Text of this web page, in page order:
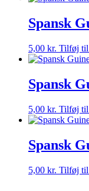
Spansk
5,00 kr. Tilføj
Spansk
5,00 kr. Tilføj
Spansk
5,00 kr. Tilføj